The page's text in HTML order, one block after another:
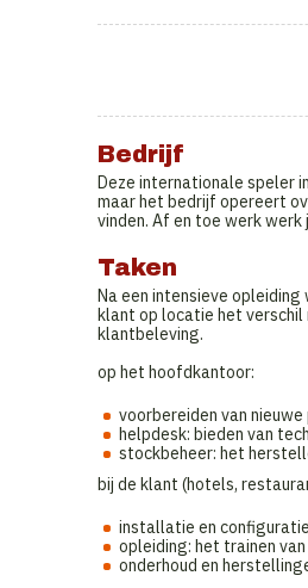
Bedrijf
Deze internationale speler
maar het bedrijf opereert
vinden. Af en toe werk
Taken
Na een intensieve
klant op locatie het
klantbeleving.
op het hoofdkantoor:
voorbereiden van
helpdesk: bieden van
stockbeheer: het
bij de klant (hotels,
installatie en
opleiding: het trainen
onderhoud en